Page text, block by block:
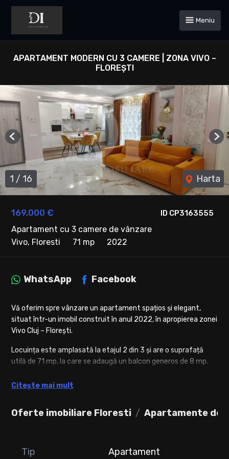
Meniu
APARTAMENT MODERN CU 3 CAMERE | ZONA VIVO –
FLOREȘTI
ID CP3163555
169,000 €
Apartament cu 3 camere de vânzare
Vivo, Floresti
71 mp 2022
1 / 16 Harta
Previous
Oferte imobiliare Floresti Apartamente de
WhatsApp Facebook
Vă oferim spre vânzare un apartament spațios și elegant,
situat într-un imobil construit în anul 2022, în apropierea zonei
Vivo Cluj – Florești.
Locuința este amplasată la etajul 2 din 3 și are o suprafață
utilă de 71 mp, la care se adaugă un balcon generos de 8 mp.
Compartimentare:
living cu bucătărie open-space;
Apartamentul este ultrafinisat, amenajat cu bun gust și se
Citește mai mult
Tip
Apartament